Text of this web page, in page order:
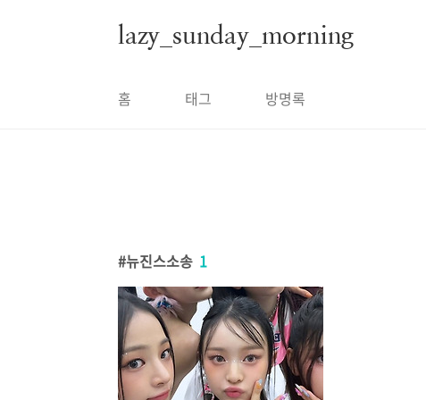
lazy_sunday_morning
홈 태그 방명록
뉴진스소송 1